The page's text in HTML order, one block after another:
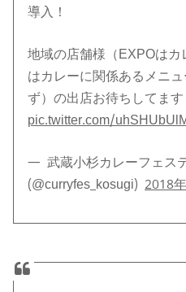
導入！
地域の店舗様（EXPOは
はカレーに関係あるメニ
ず）の出店お待ちしてます
pic.twitter.com/
— 武蔵小杉カレーフェス
(@curryfes_kosugi)2018